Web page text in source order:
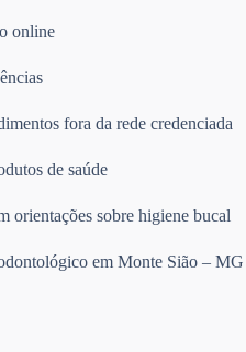
online
fora da rede credenciada
de saúde
orientações sobre higiene bucal
em Monte Sião – MG